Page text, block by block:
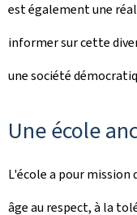
l
e
est également une
informer sur cette
une société
Une école
L'école a pour mission
âge au respect, à la